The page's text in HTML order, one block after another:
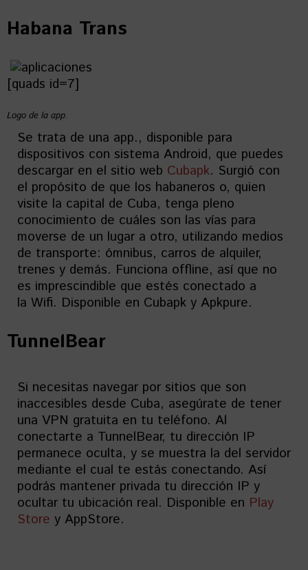
Habana Trans
[quads id=7]
Logo de la app.
Se trata de una app., disponible para
dispositivos con sistema Android, que puedes
descargar en el sitio web Cubapk. Surgió con
el propósito de que los habaneros o, quien
visite la capital de Cuba, tenga pleno
conocimiento de cuáles son las vías para
moverse de un lugar a otro, utilizando medios
de transporte: ómnibus, carros de alquiler,
trenes y demás. Funciona offline, así que no
es imprescindible que estés conectado a
la Wifi. Disponible en Cubapk y Apkpure.
TunnelBear
Si necesitas navegar por sitios que son
inaccesibles desde Cuba, asegúrate de tener
una VPN gratuita en tu teléfono. Al
conectarte a TunnelBear, tu dirección IP
permanece oculta, y se muestra la del servidor
mediante el cual te estás conectando. Así
podrás mantener privada tu dirección IP y
ocultar tu ubicación real. Disponible en Play
Store y AppStore.